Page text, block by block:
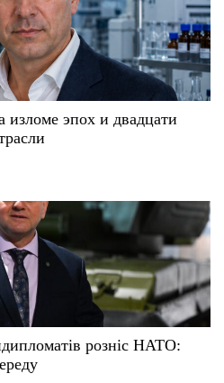
эпох и двадцати
розніс НАТО: